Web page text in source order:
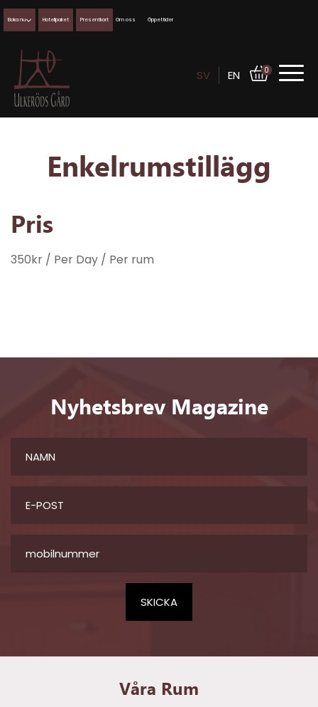
0
Boka nu Hotellpaket Presentkort Om oss Öppettider
SV EN
Enkelrumstillägg
Pris
350kr / Per Day / Per rum
Våra Rum
Nyhetsbrev Magazine